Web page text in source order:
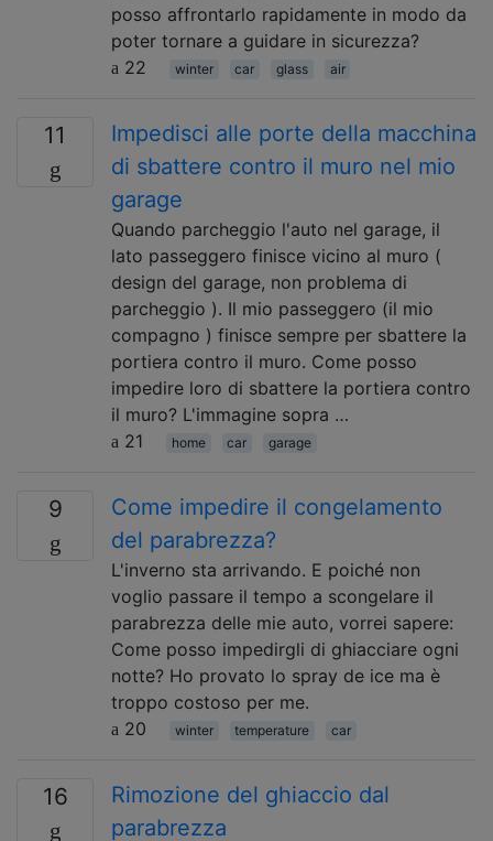
posso affrontarlo rapidamente in modo da
poter tornare a guidare in sicurezza?
22
winter car glass air
11
Impedisci alle porte della macchina
di sbattere contro il muro nel mio
garage
Quando parcheggio l'auto nel garage, il
lato passeggero finisce vicino al muro (
design del garage, non problema di
parcheggio ). Il mio passeggero (il mio
compagno ) finisce sempre per sbattere la
portiera contro il muro. Come posso
impedire loro di sbattere la portiera contro
il muro? L'immagine sopra …
21
home car garage
9
Come impedire il congelamento
del parabrezza?
L'inverno sta arrivando. E poiché non
voglio passare il tempo a scongelare il
parabrezza delle mie auto, vorrei sapere:
Come posso impedirgli di ghiacciare ogni
notte? Ho provato lo spray de ice ma è
troppo costoso per me.
20
winter temperature car
16
Rimozione del ghiaccio dal
parabrezza